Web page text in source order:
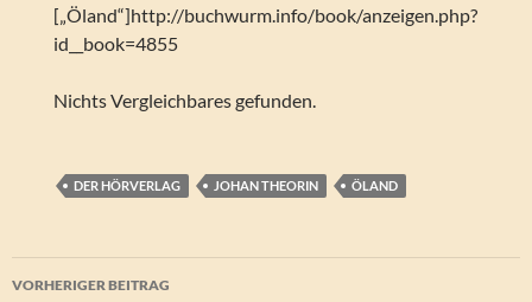
[„Öland“]http://buchwurm.info/book/anzeigen.php?
id__book=4855
Nichts Vergleichbares gefunden.
DER HÖRVERLAG JOHAN THEORIN ÖLAND
Beitragsnavigation
VORHERIGER BEITRAG